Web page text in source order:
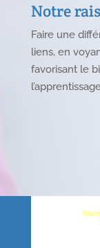
Notre
Faire une
liens, en
favorisant le